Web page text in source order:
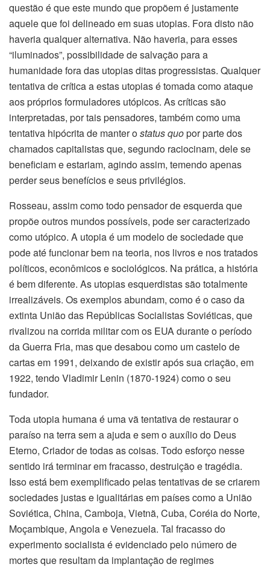
questão é que este mundo que propõem é justamente
aquele que foi delineado em suas utopias. Fora disto não
haveria qualquer alternativa. Não haveria, para esses
“iluminados”, possibilidade de salvação para a
humanidade fora das utopias ditas progressistas. Qualquer
tentativa de crítica a estas utopias é tomada como ataque
aos próprios formuladores utópicos. As críticas são
interpretadas, por tais pensadores, também como uma
tentativa hipócrita de manter ostatus quopor parte dos
chamados capitalistas que, segundo raciocinam, dele se
beneficiam e estariam, agindo assim, temendo apenas
perder seus benefícios e seus privilégios.
Rosseau, assim como todo pensador de esquerda que
propõe outros mundos possíveis, pode ser caracterizado
como utópico. A utopia é um modelo de sociedade que
pode até funcionar bem na teoria, nos livros e nos tratados
políticos, econômicos e sociológicos. Na prática, a história
é bem diferente. As utopias esquerdistas são totalmente
irrealizáveis. Os exemplos abundam, como é o caso da
extinta União das Repúblicas Socialistas Soviéticas, que
rivalizou na corrida militar com os EUA durante o período
da Guerra Fria, mas que desabou como um castelo de
cartas em 1991, deixando de existir após sua criação, em
1922, tendo Vladimir Lenin (1870-1924) como o seu
fundador.
Toda utopia humana é uma vã tentativa de restaurar o
paraíso na terra sem a ajuda e sem o auxílio do Deus
Eterno, Criador de todas as coisas. Todo esforço nesse
sentido irá terminar em fracasso, destruição e tragédia.
Isso está bem exemplificado pelas tentativas de se criarem
sociedades justas e igualitárias em países como a União
Soviética, China, Camboja, Vietnã, Cuba, Coréia do Norte,
Moçambique, Angola e Venezuela. Tal fracasso do
experimento socialista é evidenciado pelo número de
mortes que resultam da implantação de regimes